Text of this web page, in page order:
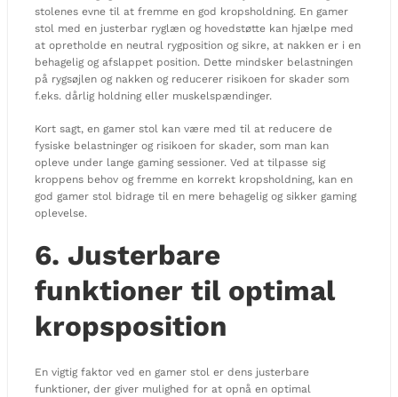
stolenes evne til at fremme en god kropsholdning. En gamer
stol med en justerbar ryglæn og hovedstøtte kan hjælpe med
at opretholde en neutral rygposition og sikre, at nakken er i en
behagelig og afslappet position. Dette mindsker belastningen
på rygsøjlen og nakken og reducerer risikoen for skader som
f.eks. dårlig holdning eller muskelspændinger.
Kort sagt, en gamer stol kan være med til at reducere de
fysiske belastninger og risikoen for skader, som man kan
opleve under lange gaming sessioner. Ved at tilpasse sig
kroppens behov og fremme en korrekt kropsholdning, kan en
god gamer stol bidrage til en mere behagelig og sikker gaming
oplevelse.
6. Justerbare
funktioner til optimal
kropsposition
En vigtig faktor ved en gamer stol er dens justerbare
funktioner, der giver mulighed for at opnå en optimal